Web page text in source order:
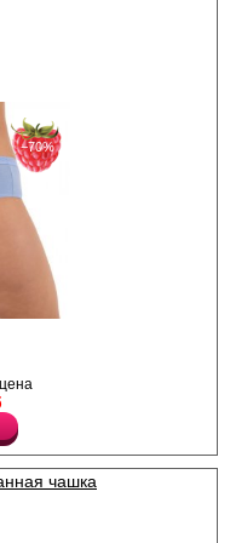
х/б
−70%
чашка